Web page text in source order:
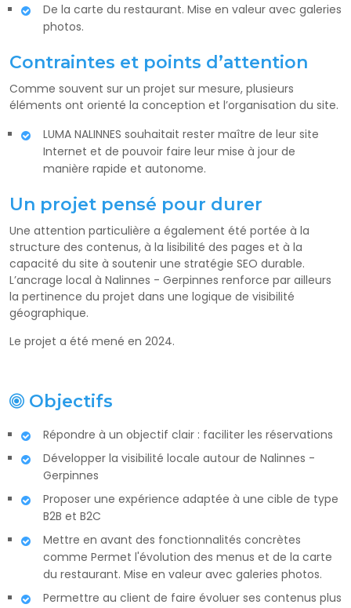
De la carte du restaurant. Mise en valeur avec galeries
photos.
Contraintes et points d’attention
Comme souvent sur un projet sur mesure, plusieurs
éléments ont orienté la conception et l’organisation du site.
LUMA NALINNES souhaitait rester maître de leur site
Internet et de pouvoir faire leur mise à jour de
manière rapide et autonome.
Un projet pensé pour durer
Une attention particulière a également été portée à la
structure des contenus, à la lisibilité des pages et à la
capacité du site à soutenir une stratégie SEO durable.
L’ancrage local à Nalinnes - Gerpinnes renforce par ailleurs
la pertinence du projet dans une logique de visibilité
géographique.
Le projet a été mené en 2024.
Objectifs
Répondre à un objectif clair : faciliter les réservations
Développer la visibilité locale autour de Nalinnes -
Gerpinnes
Proposer une expérience adaptée à une cible de type
B2B et B2C
Mettre en avant des fonctionnalités concrètes
comme Permet l'évolution des menus et de la carte
du restaurant. Mise en valeur avec galeries photos.
Permettre au client de faire évoluer ses contenus plus